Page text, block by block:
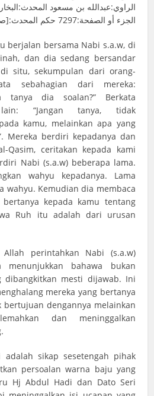
الراوي:عبدالله بن مسعود
الجزء أو الصفحة:7297 حكم المحدث:[صحيح]
berjalan bersama Nabi s.a.w, di
dan dia sedang bersandar
situ, sekumpulan dari orang-
sebahagian dari mereka:
tanya dia soalan?” Berkata
“Jangan tanya, tidak
kamu, melainkan apa yang
Mereka berdiri kepadanya dan
Qasim, ceritakan kepada kami
Nabi (s.a.w) beberapa lama.
wahyu kepadanya. Lama
wahyu. Kemudian dia membaca
kepada kamu tentang
Ruh itu adalah dari urusan
perintahkan Nabi (s.a.w)
menunjukkan bahawa bukan
dibangkitkan mesti dijawab. Ini
mereka yang bertanya
bertujuan dengannya melainkan
dan meninggalkan
adalah sikap sesetengah pihak
persoalan warna baju yang
Hj Abdul Hadi dan Dato Seri